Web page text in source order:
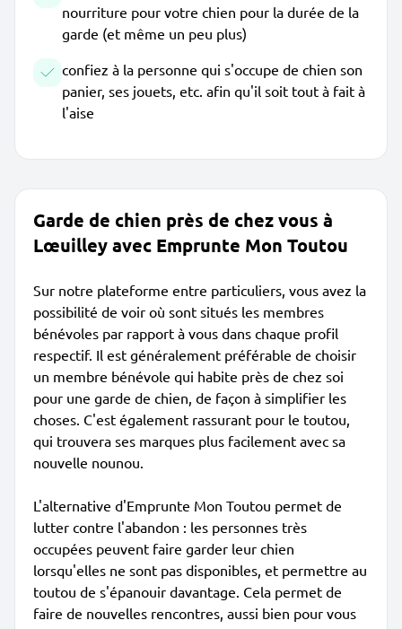
nourriture pour votre chien pour la durée de la
garde (et même un peu plus)
confiez à la personne qui s'occupe de chien son
panier, ses jouets, etc. afin qu'il soit tout à fait à
l'aise
Garde de chien près de chez vous à
Lœuilley avec Emprunte Mon Toutou
Sur notre plateforme entre particuliers, vous avez la
possibilité de voir où sont situés les membres
bénévoles par rapport à vous dans chaque profil
respectif. Il est généralement préférable de choisir
un membre bénévole qui habite près de chez soi
pour une garde de chien, de façon à simplifier les
choses. C'est également rassurant pour le toutou,
qui trouvera ses marques plus facilement avec sa
nouvelle nounou.
L'alternative d'Emprunte Mon Toutou permet de
lutter contre l'abandon : les personnes très
occupées peuvent faire garder leur chien
lorsqu'elles ne sont pas disponibles, et permettre au
toutou de s'épanouir davantage. Cela permet de
faire de nouvelles rencontres, aussi bien pour vous